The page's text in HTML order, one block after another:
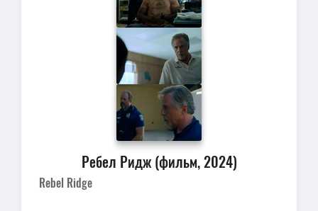
Ребел Ридж (фильм, 2024)
Rebel Ridge